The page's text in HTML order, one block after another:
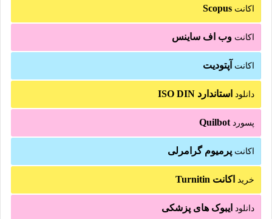
اکانت Scopus
اکانت وب اف ساینس
اکانت آپتودیت
دانلود استاندارد ISO DIN
پسوردQuilbot
اکانت پرمیوم گرامرلی
خرید اکانت Turnitin
دانلود ایبوک های پزشکی